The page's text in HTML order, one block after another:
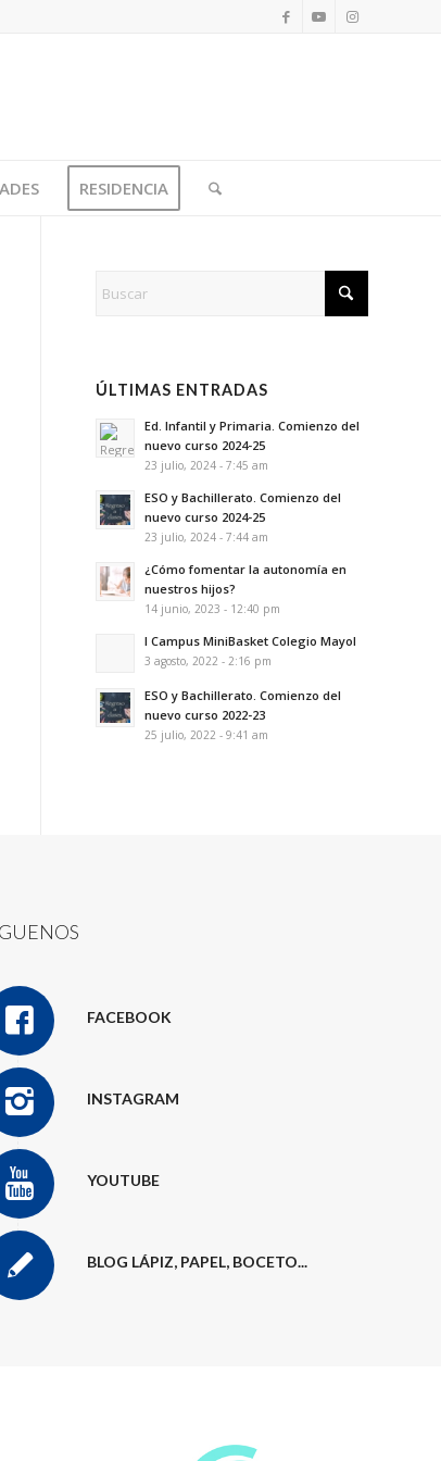
RESIDENCIA
ÚLTIMAS ENTRADAS
Ed. Infantil y Primaria. Comienzo del
nuevo curso 2024-25
23 julio, 2024 - 7:45 am
ESO y Bachillerato. Comienzo del
nuevo curso 2024-25
23 julio, 2024 - 7:44 am
¿Cómo fomentar la autonomía en
nuestros hijos?
14 junio, 2023 - 12:40 pm
I Campus MiniBasket Colegio Mayol
3 agosto, 2022 - 2:16 pm
ESO y Bachillerato. Comienzo del
nuevo curso 2022-23
25 julio, 2022 - 9:41 am
FACEBOOK
INSTAGRAM
YOUTUBE
BLOG LÁPIZ, PAPEL, BOCETO...